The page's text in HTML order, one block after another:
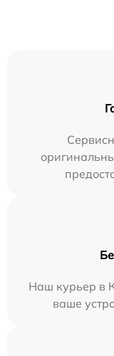
Наш курьер в
ваше